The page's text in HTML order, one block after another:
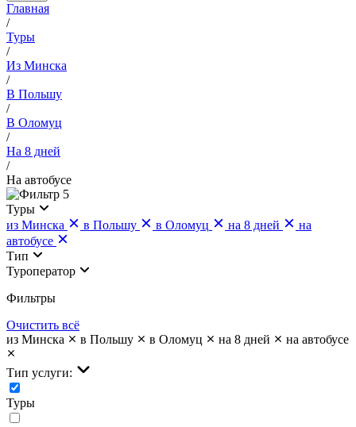
Главная
/
Туры
/
Из Минска
/
В Польшу
/
В Оломуц
/
На 8 дней
/
На автобусе
5
Туры
из Минска
в Польшу в Оломуц на 8 дней
на
автобусе
Тип
Туроператор
Фильтры
Очистить всё
из Минска
в Польшу в Оломуц на 8 дней на автобусе
Тип услуги:
Туры